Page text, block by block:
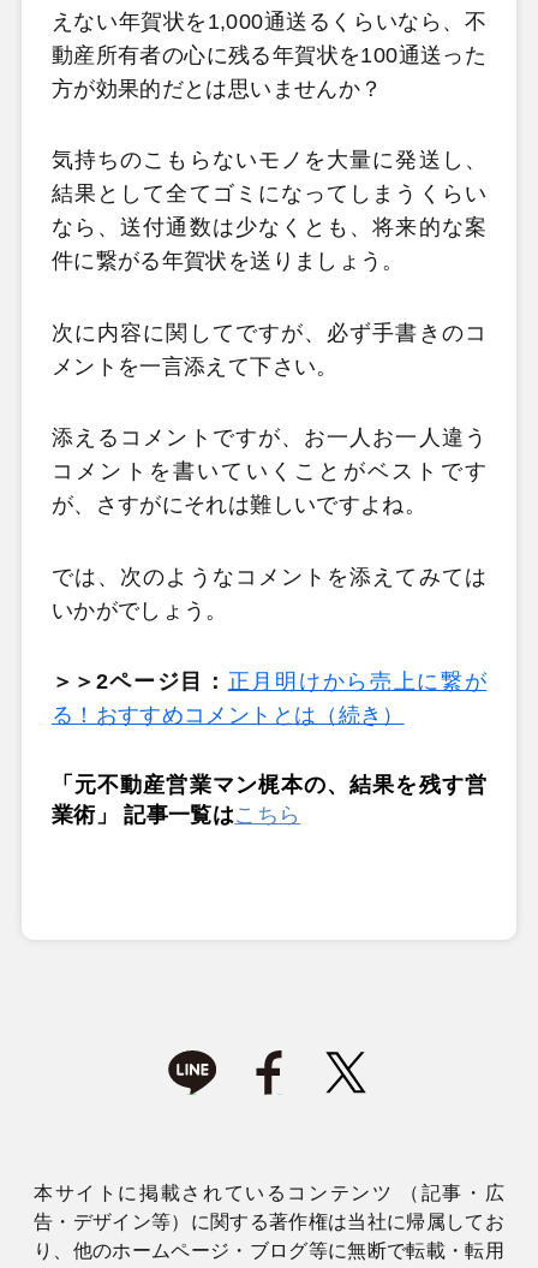
えない年賀状を1,000通送るくらいなら、不
動産所有者の心に残る年賀状を100通送った
方が効果的だとは思いませんか？
気持ちのこもらないモノを大量に発送し、
結果として全てゴミになってしまうくらい
なら、送付通数は少なくとも、将来的な案
件に繋がる年賀状を送りましょう。
次に内容に関してですが、必ず手書きのコ
メントを一言添えて下さい。
添えるコメントですが、お一人お一人違う
コメントを書いていくことがベストです
が、さすがにそれは難しいですよね。
では、次のようなコメントを添えてみては
いかがでしょう。
＞＞2ページ目： 正月明けから売上に繋が
る！おすすめコメントとは（続き）
「元不動産営業マン梶本の、結果を残す営
業術」 記事一覧はこちら
本サイトに掲載されているコンテンツ （記事・広
告・デザイン等）に関する著作権は当社に帰属してお
り、他のホームページ・ブログ等に無断で転載・転用